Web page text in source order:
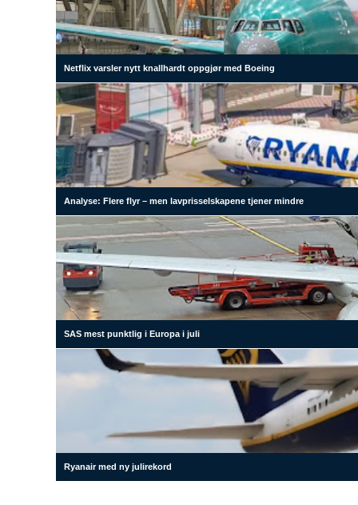
Netflix varsler nytt knallhardt oppgjør med Boeing
Analyse: Flere flyr – men lavprisselskapene tjener mindre
SAS mest punktlig i Europa i juli
Ryanair med ny julirekord